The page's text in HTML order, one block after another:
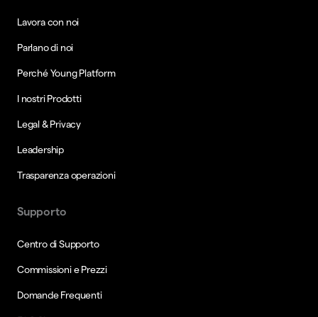
Lavora con noi
Parlano di noi
Perché Young Platform
I nostri Prodotti
Legal & Privacy
Leadership
Trasparenza operazioni
Supporto
Centro di Supporto
Commissioni e Prezzi
Domande Frequenti